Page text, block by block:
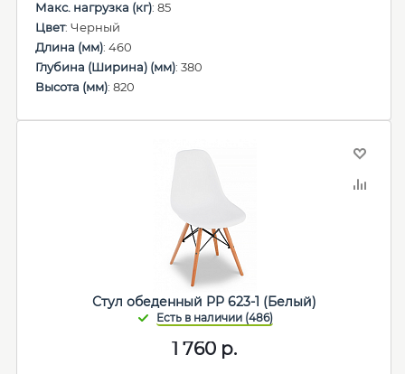
Макс. нагрузка (кг): 85
Цвет: Черный
Длина (мм): 460
Глубина (Ширина) (мм): 380
Высота (мм): 820
Стул обеденный PP 623-1 (Белый)
1 760 р.